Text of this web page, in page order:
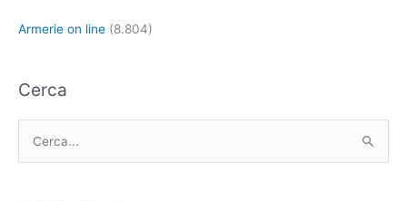
Armerie on line (8.804)
Cerca